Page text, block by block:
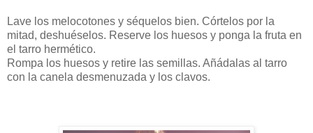
Lave los melocotones y séquelos bien. Córtelos por la
mitad, deshuéselos. Reserve los huesos y ponga la fruta en
el tarro hermético.
Rompa los huesos y retire las semillas. Añádalas al tarro
con la canela desmenuzada y los clavos.